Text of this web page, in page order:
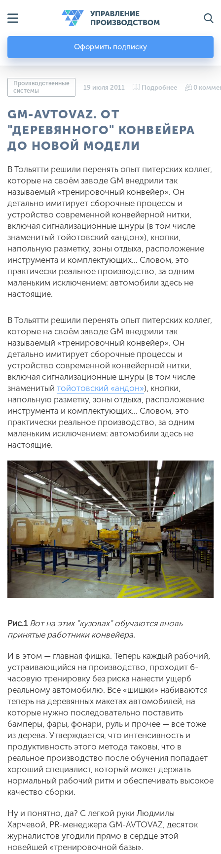
Оформить подписку
Производственные
системы
19 июля 2011 Подробнее 0
GM-AVTOVAZ. ОТ
"ДЕРЕВЯННОГО" КОНВЕЙЕРА
ДО НОВОЙ МОДЕЛИ
В Тольятти решили перенять опыт питерских коллег,
которые на своём заводе GM внедрили так
называемый «тренировочный конвейер». Он
детально имитирует сборочные процессы и
устройство современной конвейерной нитки,
включая сигнализационные шнуры (в том числе
знаменитый тойотовский «андон»), кнопки,
напольную разметку, зоны отдыха, расположение
инструмента и комплектующих... Словом, это
практически реальное производство, за одним
маленьким исключением: автомобили здесь не
настоящие.
В Тольятти решили перенять опыт питерских коллег,
которые на своём заводе GM внедрили так
называемый «тренировочный конвейер». Он
детально имитирует сборочные процессы и
устройство современной конвейерной нитки,
включая сигнализационные шнуры (в том числе
знаменитый тойотовский «андон»), кнопки,
напольную разметку, зоны отдыха, расположение
инструмента и комплектующих... Словом, это
практически реальное производство, за одним
маленьким исключением: автомобили здесь не
настоящие.
Рис.1 Вот на этих "кузовах" обучаются вновь
принятые работники конвейера.
И в этом — главная фишка. Теперь каждый рабочий,
устраивающийся на производство, проходит 6-
часовую тренировку без риска нанести ущерб
реальному автомобилю. Все «шишки» набиваются
теперь на деревянных макетах автомобилей, на
которые нужно последовательно поставить
бамперы, фары, фонари, руль и прочее — все тоже
из дерева. Утверждается, что интенсивность и
продуктивность этого метода таковы, что в
реальное производство после обучения попадает
хороший специалист, который может держать
нормальный рабочий ритм и обеспечивать высокое
качество сборки.
Ну и понятно, да? С легкой руки Людмилы
Харчевой, PR-менеджера GM-AVTOVAZ, десяток
журналистов угодили прямо в сердце этой
новейшей «тренировочной базы».